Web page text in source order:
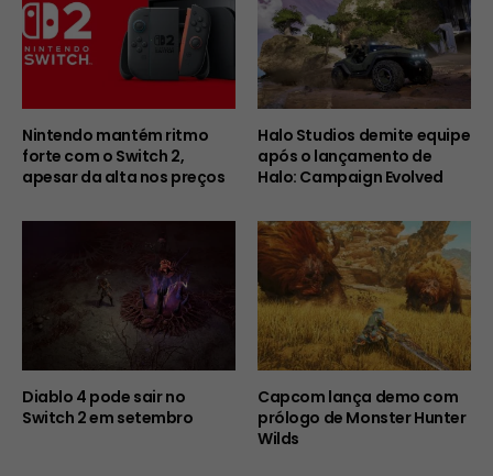
Nintendo mantém ritmo
forte com o Switch 2,
apesar da alta nos preços
Halo Studios demite equipe
após o lançamento de
Halo: Campaign Evolved
Diablo 4 pode sair no
Switch 2 em setembro
Capcom lança demo com
prólogo de Monster Hunter
Wilds